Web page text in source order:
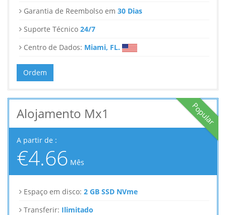
Garantia de Reembolso em 30 Dias
Suporte Técnico 24/7
Centro de Dados: Miami, FL.
Ordem
Alojamento Mx1
A partir de :
€4.66 Mês
Espaço em disco: 2 GB SSD NVme
Transferir: Ilimitado
Popular